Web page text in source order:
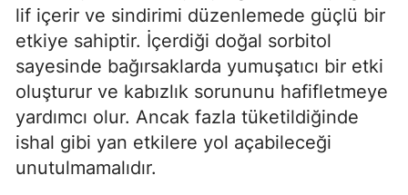
lif içerir ve sindirimi düzenlemede güçlü bir
etkiye sahiptir. İçerdiği doğal sorbitol
sayesinde bağırsaklarda yumuşatıcı bir etki
oluşturur ve kabızlık sorununu hafifletmeye
yardımcı olur. Ancak fazla tüketildiğinde
ishal gibi yan etkilere yol açabileceği
unutulmamalıdır.